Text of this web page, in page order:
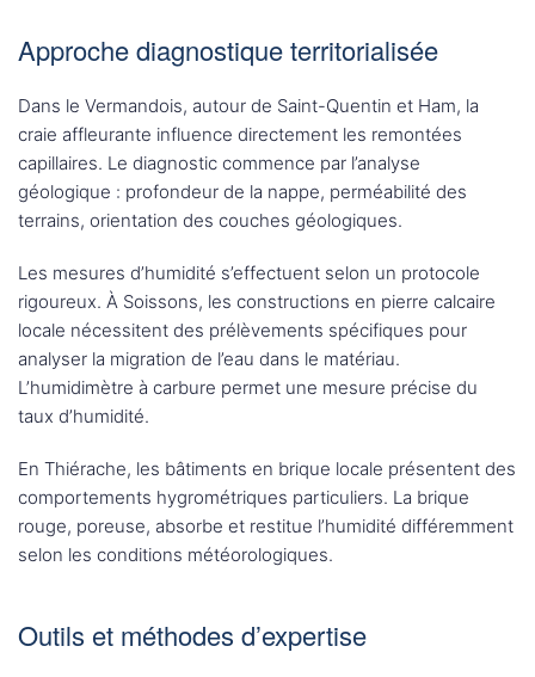
Approche diagnostique territorialisée
Dans le Vermandois, autour de Saint-Quentin et Ham, la
craie affleurante influence directement les remontées
capillaires. Le diagnostic commence par l’analyse
géologique : profondeur de la nappe, perméabilité des
terrains, orientation des couches géologiques.
Les mesures d’humidité s’effectuent selon un protocole
rigoureux. À Soissons, les constructions en pierre calcaire
locale nécessitent des prélèvements spécifiques pour
analyser la migration de l’eau dans le matériau.
L’humidimètre à carbure permet une mesure précise du
taux d’humidité.
En Thiérache, les bâtiments en brique locale présentent des
comportements hygrométriques particuliers. La brique
rouge, poreuse, absorbe et restitue l’humidité différemment
selon les conditions météorologiques.
Outils et méthodes d’expertise